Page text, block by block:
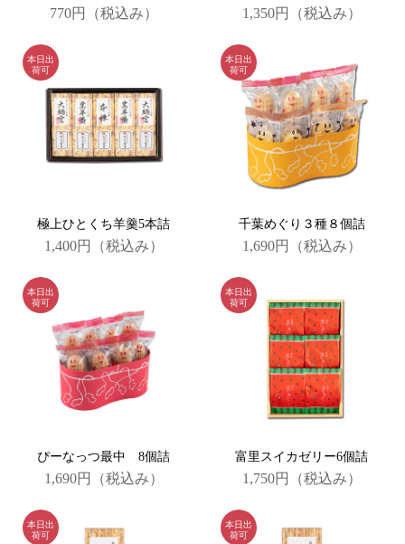
770円 （税込み） 1,350円 （税込み）
極上ひとくち羊羹5本詰
1,400円 （税込み）
千葉めぐり３種８個詰
1,690円 （税込み）
ぴーなっつ最中 8個詰
1,690円 （税込み）
富里スイカゼリー6個詰
1,750円 （税込み）